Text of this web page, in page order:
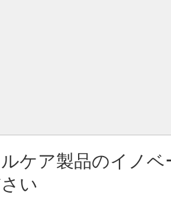
ケア製品のイノ
い